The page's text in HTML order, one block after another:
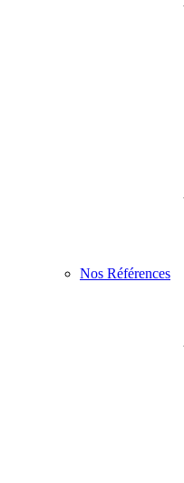
Nos Références